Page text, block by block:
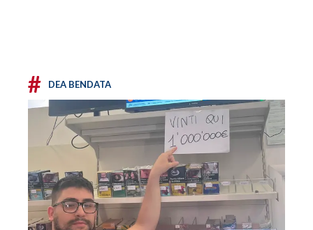
# DEA BENDATA